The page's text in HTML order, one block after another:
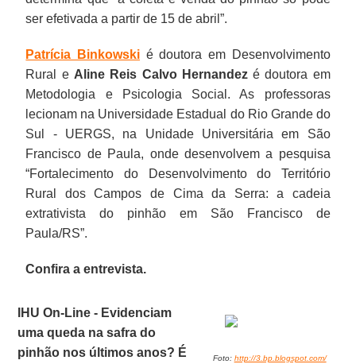
ser efetivada a partir de 15 de abril”.
Patrícia Binkowski é doutora em Desenvolvimento
Rural e Aline Reis Calvo Hernandezé doutora em
Metodologia e Psicologia Social. As professoras
lecionam na Universidade Estadual do Rio Grande do
Sul - UERGS, na Unidade Universitária em São
Francisco de Paula, onde desenvolvem a pesquisa
“Fortalecimento do Desenvolvimento do Território
Rural dos Campos de Cima da Serra: a cadeia
extrativista do pinhão em São Francisco de
Paula/RS”.
Confira a entrevista.
Foto: http://3.bp.blogspot.com/
IHU On-Line - Evidenciam
uma queda na safra do
pinhão nos últimos anos? É